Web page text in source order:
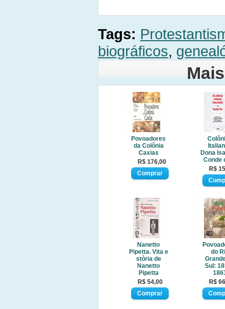
Tags:
biográficos,
Povoadores
da Colônia
Caxias
R$ 176,00
Dona
Conde
R$
Nanetto
Pipetta. Vita e
stòria de
Nanetto
Pipetta
R$ 54,00
do
Sul:
R$